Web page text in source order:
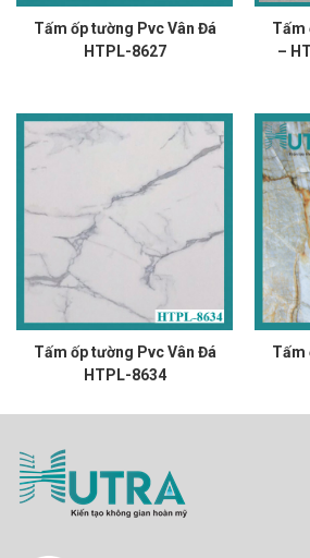
Tấm ốp tường Pvc Vân Đá
HTPL-8627
Tấm
–
Tấm ốp tường Pvc Vân Đá
HTPL-8634
Tấm